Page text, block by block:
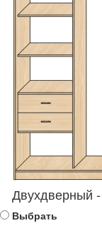
Двухдверный
Выбрать